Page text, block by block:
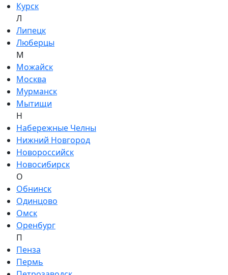
Курск
Л
Липецк
Люберцы
М
Можайск
Москва
Мурманск
Мытищи
Н
Набережные Челны
Нижний Новгород
Новороссийск
Новосибирск
О
Обнинск
Одинцово
Омск
Оренбург
П
Пенза
Пермь